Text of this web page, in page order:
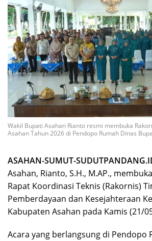
Wakil Bupati Asahan Rianto resmi membuka
Asahan Tahun 2026 di Pendopo Rumah Dinas
ASAHAN-SUMUT-
Asahan, Rianto, S.H., M.AP.,
Rapat Koordinasi Teknis (Rakornis)
Pemberdayaan dan Kesejahteraan
Kabupaten Asahan pada Kamis (21/
Acara yang berlangsung di Pendopo